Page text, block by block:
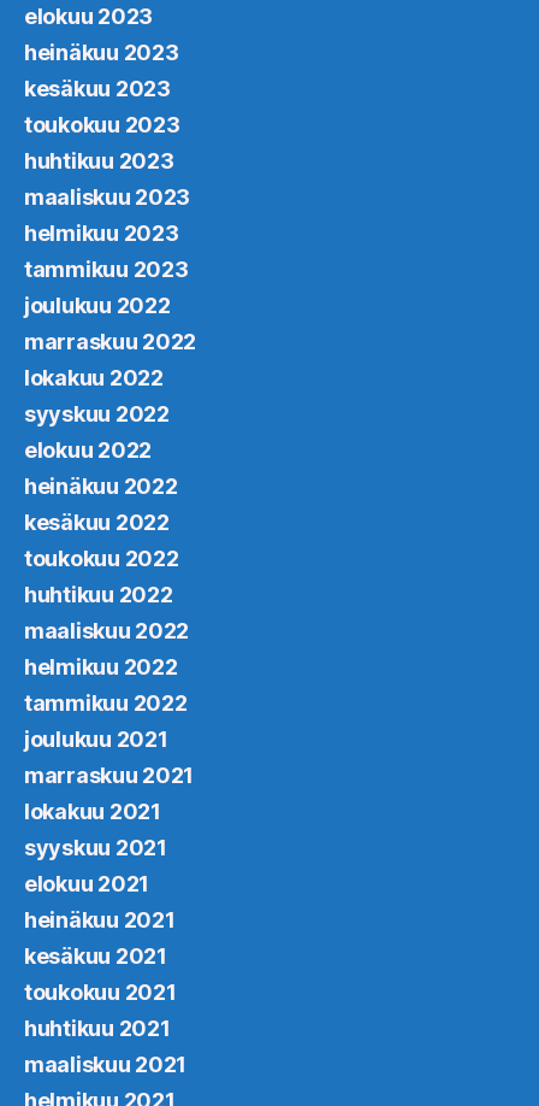
elokuu 2023
heinäkuu 2023
kesäkuu 2023
toukokuu 2023
huhtikuu 2023
maaliskuu 2023
helmikuu 2023
tammikuu 2023
joulukuu 2022
marraskuu 2022
lokakuu 2022
syyskuu 2022
elokuu 2022
heinäkuu 2022
kesäkuu 2022
toukokuu 2022
huhtikuu 2022
maaliskuu 2022
helmikuu 2022
tammikuu 2022
joulukuu 2021
marraskuu 2021
lokakuu 2021
syyskuu 2021
elokuu 2021
heinäkuu 2021
kesäkuu 2021
toukokuu 2021
huhtikuu 2021
maaliskuu 2021
helmikuu 2021